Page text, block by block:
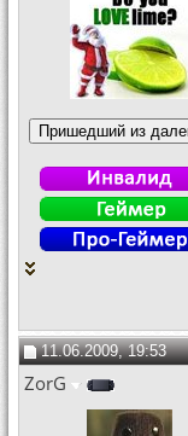
11.06.2009, 19:53
ZorG